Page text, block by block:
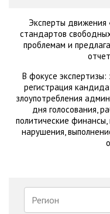
Эксперты движения
стандартов
проблемам и
В фокусе
регистрация
злоупотребления
дня голосования,
политические
нарушения,
Регион